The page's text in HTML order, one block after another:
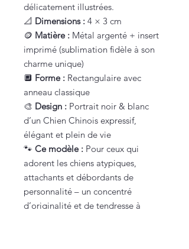
délicatement illustrées.
📐 Dimensions : 4 × 3 cm
🪙 Matière : Métal argenté + insert
imprimé (sublimation fidèle à son
charme unique)
🔲 Forme : Rectangulaire avec
anneau classique
🎨 Design : Portrait noir & blanc
d’un Chien Chinois expressif,
élégant et plein de vie
🐾 Ce modèle : Pour ceux qui
adorent les chiens atypiques,
attachants et débordants de
personnalité – un concentré
d’originalité et de tendresse à